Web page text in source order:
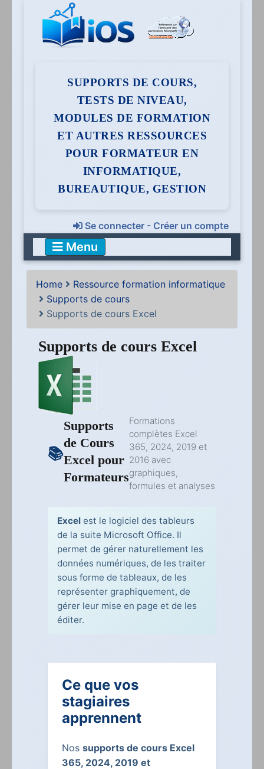
SUPPORTS DE COURS,
TESTS DE NIVEAU,
MODULES DE FORMATION
ET AUTRES RESSOURCES
POUR FORMATEUR EN
INFORMATIQUE,
BUREAUTIQUE, GESTION
Se connecter - Créer un compte
Menu
Home
Ressource formation informatique
Supports de cours
Supports de cours Excel
Supports de cours Excel
Supports
de Cours
Excel pour
Formateurs
Formations
complètes Excel
365, 2024, 2019 et
2016 avec
graphiques,
formules et analyses
Excel est le logiciel des tableurs
de la suite Microsoft Office. Il
permet de gérer naturellement les
données numériques, de les traiter
sous forme de tableaux, de les
représenter graphiquement, de
gérer leur mise en page et de les
éditer.
Ce que vos
stagiaires
apprennent
Nos supports de cours Excel
365, 2024, 2019 et